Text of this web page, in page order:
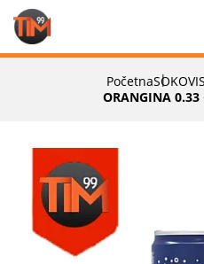
PočetnaSOKOVI
ORANGINA